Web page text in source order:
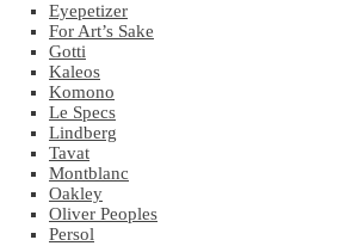
Eyepetizer
For Art’s Sake
Gotti
Kaleos
Komono
Le Specs
Lindberg
Tavat
Montblanc
Oakley
Oliver Peoples
Persol